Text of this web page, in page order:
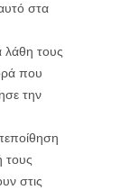
στα
λάθη τους
που
την
τους
στις